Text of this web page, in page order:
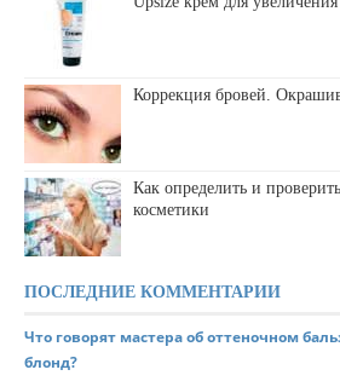
Коррекция бровей.
Как определить и
косметики
ПОСЛЕДНИЕ КОММЕНТАРИИ
Что говорят мастера об оттеночном
блонд?